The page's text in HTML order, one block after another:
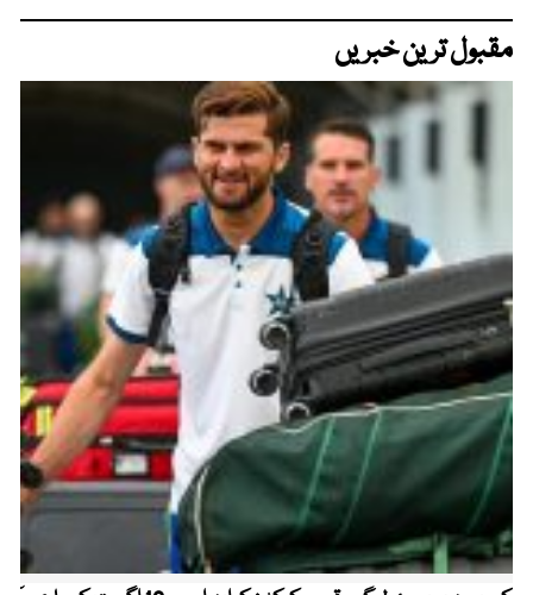
مقبول ترین خبریں